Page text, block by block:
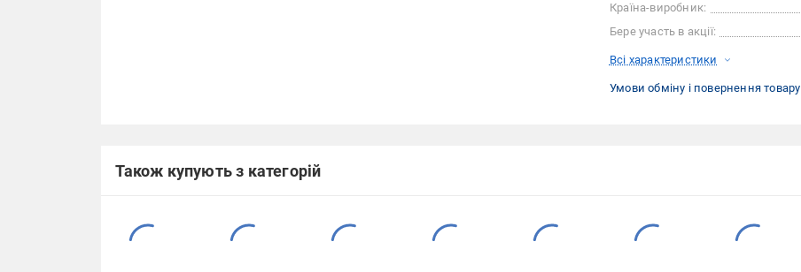
Країна-виробник:
Бере участь в акції:
Всі характеристики
Умови обміну і повернення товару
Також купують з категорій